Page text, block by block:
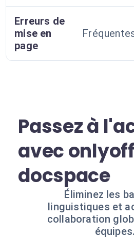
Erreurs de
mise en
page
Passez à
avec
docspace
Éliminez les
linguistiques et
collaboration
équipes.